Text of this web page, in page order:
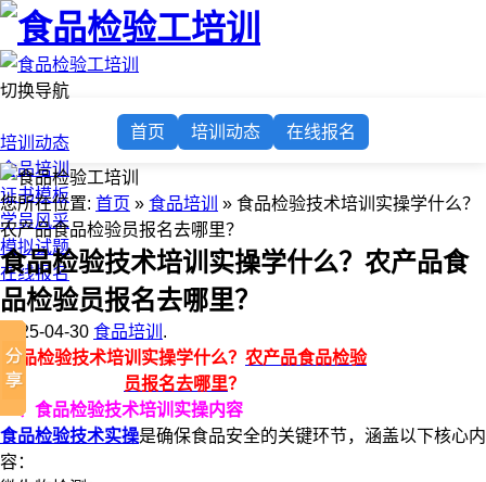
切换导航
培训动态
食品培训
证书模板
学员风采
模拟试题
在线报名
首页 培训动态 在线报名
您所在位置: 首页 » 食品培训
» 食品检验技术培训实操学什么？
农产品食品检验员报名去哪里？
食品检验技术培训实操学什么？农产品食
品检验员报名去哪里？
2025-04-30 食品培训 .
食品检验技术培训实操学什么？ 农产品食品检验
员报名去哪里？
一、食品检验技术培训实操内容
食品检验技术实操是确保食品安全的关键环节，涵盖以下核心内
容：